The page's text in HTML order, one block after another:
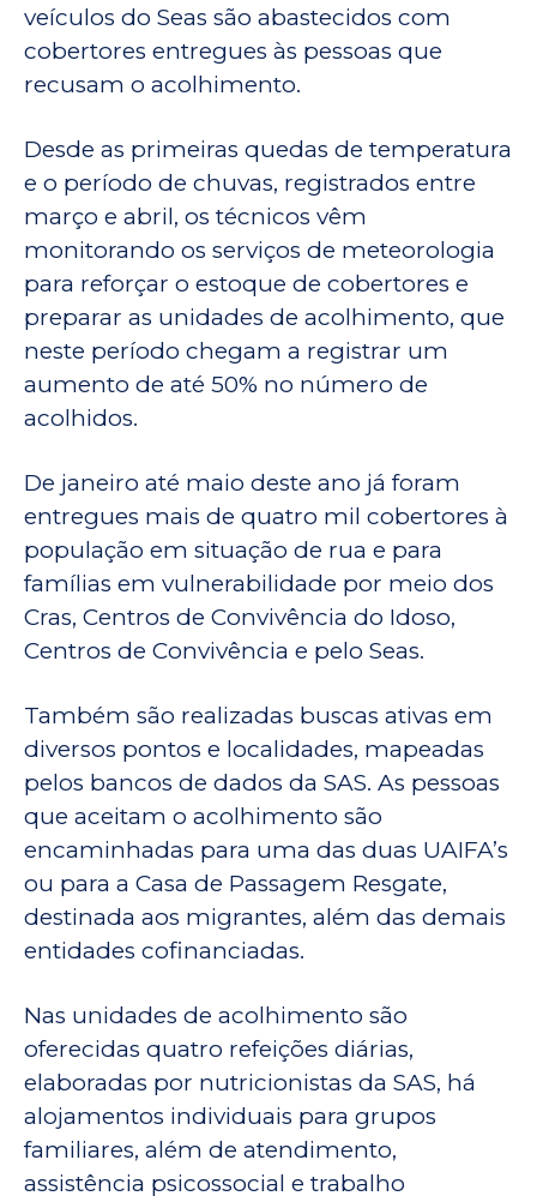
veículos do Seas são abastecidos com
cobertores entregues às pessoas que
recusam o acolhimento.
Desde as primeiras quedas de temperatura
e o período de chuvas, registrados entre
março e abril, os técnicos vêm
monitorando os serviços de meteorologia
para reforçar o estoque de cobertores e
preparar as unidades de acolhimento, que
neste período chegam a registrar um
aumento de até 50% no número de
acolhidos.
De janeiro até maio deste ano já foram
entregues mais de quatro mil cobertores à
população em situação de rua e para
famílias em vulnerabilidade por meio dos
Cras, Centros de Convivência do Idoso,
Centros de Convivência e pelo Seas.
Também são realizadas buscas ativas em
diversos pontos e localidades, mapeadas
pelos bancos de dados da SAS. As pessoas
que aceitam o acolhimento são
encaminhadas para uma das duas UAIFA’s
ou para a Casa de Passagem Resgate,
destinada aos migrantes, além das demais
entidades cofinanciadas.
Nas unidades de acolhimento são
oferecidas quatro refeições diárias,
elaboradas por nutricionistas da SAS, há
alojamentos individuais para grupos
familiares, além de atendimento,
assistência psicossocial e trabalho